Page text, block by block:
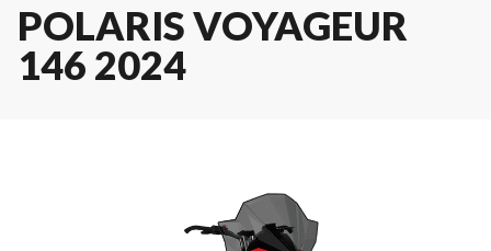
POLARIS VOYAGEUR
146 2024